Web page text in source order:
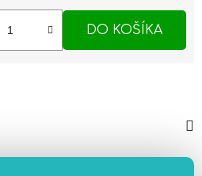
DO KOŠÍKA